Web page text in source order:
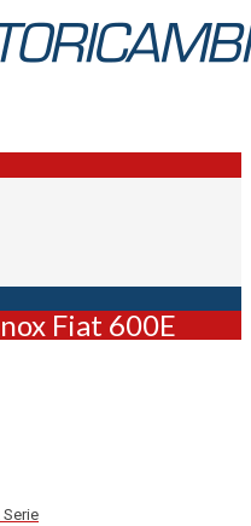
Fiat 600E